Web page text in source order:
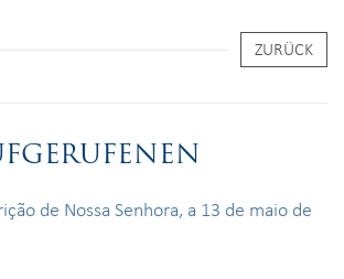
ZURÜCK
de Nossa Senhora, a 13 de maio de